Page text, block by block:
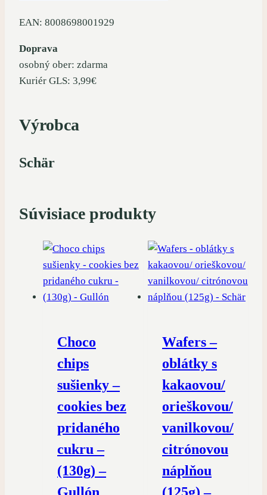
EAN: 8008698001929
Doprava
osobný ober: zdarma
Kuriér GLS: 3,99€
Výrobca
Schär
Súvisiace produkty
Choco
chips
sušienky –
cookies bez
pridaného
cukru –
(130g) –
Gullón
Wafers –
oblátky s
kakaovou/
orieškovou/
vanilkovou/
citrónovou
náplňou
(125g) –